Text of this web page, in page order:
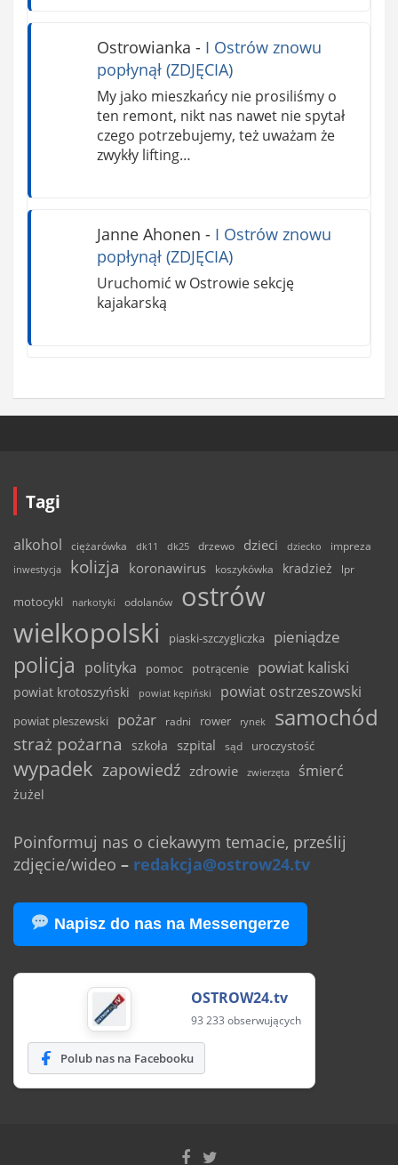
Ostrowianka - I Ostrów znowu
popłynął (ZDJĘCIA)
My jako mieszkańcy nie prosiliśmy o
ten remont, nikt nas nawet nie spytał
czego potrzebujemy, też uważam że
zwykły lifting…
Janne Ahonen - I Ostrów znowu
popłynął (ZDJĘCIA)
Uruchomić w Ostrowie sekcję
kajakarską
Tagi
alkohol ciężarówka dk11 dk25 drzewo dzieci dziecko
impreza
inwestycja
kolizja koronawirus koszykówka kradzież lpr
motocykl narkotyki odolanów
ostrów
wielkopolski
piaski-szczygliczka pieniądze
policja polityka pomoc potrącenie powiat kaliski
powiat krotoszyński powiat kępiński powiat ostrzeszowski
powiat pleszewski pożar radni rower rynek samochód
straż pożarna szkoła szpital sąd uroczystość
wypadek zapowiedź zdrowie zwierzęta śmierć
żużel
Poinformuj nas o ciekawym temacie, prześlij
zdjęcie/wideo – redakcja@ostrow24.tv
Napisz do nas na Messengerze
OSTROW24.tv
93 233 obserwujących
Polub nas na Facebooku